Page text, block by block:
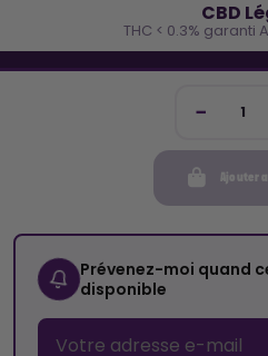
Ajouter
Prévenez-moi quand
disponible
CBD
THC < 0.3% garanti
Inscris-toi et reçois -10€ sur
Cocorikush
Top Catégories
Nous Suivre